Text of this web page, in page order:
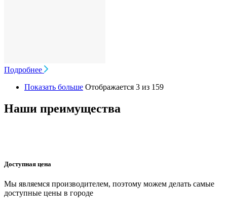
Подробнее
Показать больше Отображается 3 из 159
Наши преимущества
Доступная цена
Мы являемся производителем, поэтому можем делать самые
доступные цены в городе